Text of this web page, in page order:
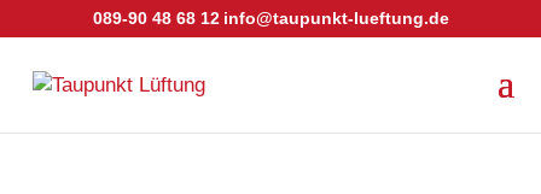
089-90 48 68 12 info@taupunkt-lueftung.de